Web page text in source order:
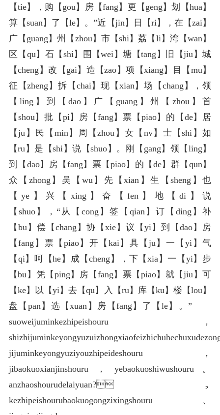
【tie】，购【gou】房【fang】更【geng】划【hua】
算【suan】了【le】。”近【jin】日【ri】，在【zai】
广【guang】州【zhou】市【shi】荔【li】湾【wan】
区【qu】石【shi】围【wei】塘【tang】旧【jiu】城
【cheng】改【gai】造【zao】项【xiang】目【mu】
征【zheng】拆【chai】现【xian】场【chang】，领
【ling】到【dao】广【guang】州【zhou】首
【shou】批【pi】房【fang】票【piao】的【de】居
【ju】民【min】周【zhou】女【nv】士【shi】如
【ru】是【shi】说【shuo】。刚【gang】领【ling】
到【dao】房【fang】票【piao】的【de】群【qun】
众【zhong】吴【wu】先【xian】生【sheng】也
【ye】兴【xing】奋【fen】地【di】说
【shuo】，“从【cong】签【qian】订【ding】补
【bu】偿【chang】协【xie】议【yi】到【dao】房
【fang】票【piao】开【kai】具【ju】一【yi】气
【qi】呵【he】成【cheng】，下【xia】一【yi】步
【bu】凭【ping】房【fang】票【piao】就【jiu】可
【ke】以【yi】去【qu】入【ru】库【ku】楼【lou】
盘【pan】选【xuan】房【fang】了【le】。”
suoweijuminkezhipeishouru，
jijuminkeyongyuziyouzhipeideshouru，
jibaokuoxianjinshouru，yebaokuoshiwushouru。
anzhaoshourudelaiyuan?，
kezhipeishourubaokuogongzixingshouru、